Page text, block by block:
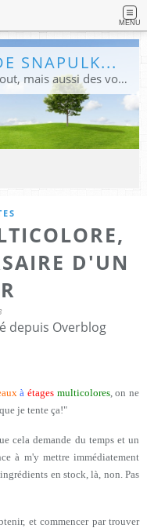
MENU
SNAPULK...
Le monde, à travers sa cuisine surtout, mais aussi des voyages, et des idées.
D'UN
depuis Overblog
à étages multicolores, on ne
je tente ça!"
cela demande du temps et un
à m'y mettre immédiatement
en stock, là, non. Pas
et commencer par trouver